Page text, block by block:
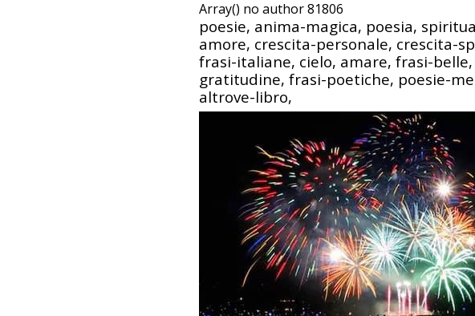
Array() no author 81806
poesie, anima-magica, poesia,
amore, crescita-personale, crescita-
frasi-italiane, cielo, amare, frasi-belle,
gratitudine, frasi-poetiche, poesie-
altrove-libro,